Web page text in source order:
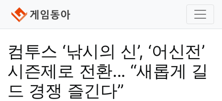
컴투스 ‘낚시의 신’, ‘어신전’
시즌제로 전환... “새롭게 길
드 경쟁 즐긴다”